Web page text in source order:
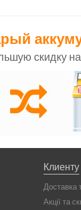
скидку
Клиенту
Доставка
Акції та